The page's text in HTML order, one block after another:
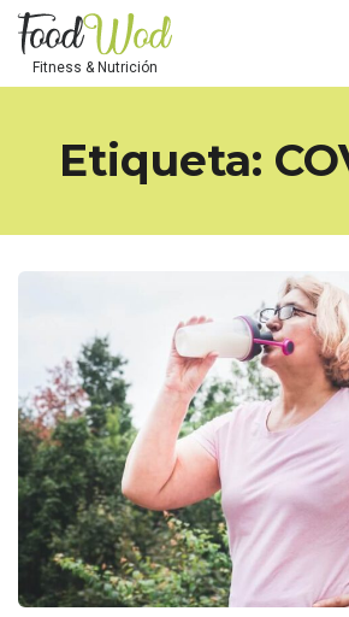
Fitness & Nutrición
Etiqueta: